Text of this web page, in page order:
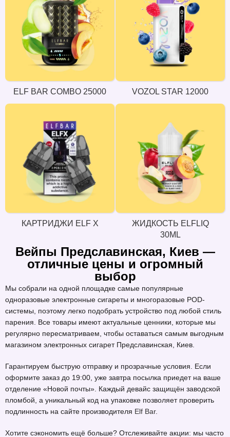
ELF BAR COMBO 25000 VOZOL STAR 12000
КАРТРИДЖИ ELF X
ЖИДКОСТЬ ELFLIQ
30ML
Вейпы Предславинская, Киев —
отличные цены и огромный
выбор
Мы собрали на одной площадке самые популярные
одноразовые электронные сигареты и многоразовые POD-
системы, поэтому легко подобрать устройство под любой стиль
парения. Все товары имеют актуальные ценники, которые мы
регулярно пересматриваем, чтобы оставаться самым выгодным
магазином электронных сигарет Предславинская, Киев.
Гарантируем быструю отправку и прозрачные условия. Если
оформите заказ до 19:00, уже завтра посылка приедет на ваше
отделение «Новой почты». Каждый девайс защищён заводской
пломбой, а уникальный код на упаковке позволяет проверить
подлинность на сайте производителя Elf Bar.
Хотите сэкономить ещё больше? Отслеживайте акции: мы часто